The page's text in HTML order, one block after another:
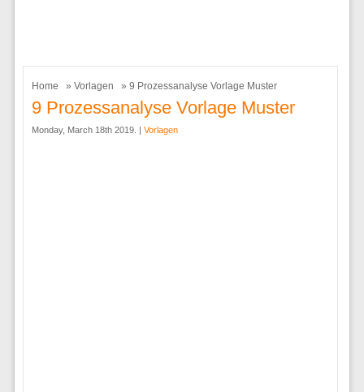
Home » Vorlagen » 9 Prozessanalyse Vorlage Muster
9 Prozessanalyse Vorlage Muster
Monday, March 18th 2019. | Vorlagen